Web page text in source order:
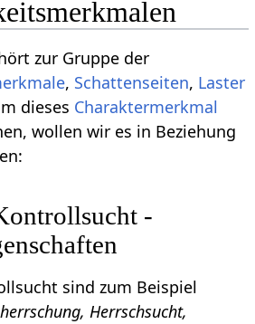
zur Gruppe der
, Schattenseiten, Laster
dieses Charaktermerkmal
wollen wir es in Beziehung
-
sind zum Beispiel
Herrschsucht,